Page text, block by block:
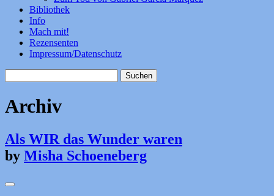
Bibliothek
Info
Mach mit!
Rezensenten
Impressum/Datenschutz
nach:
Archiv
Als WIR das Wunder waren
by Misha Schoeneberg